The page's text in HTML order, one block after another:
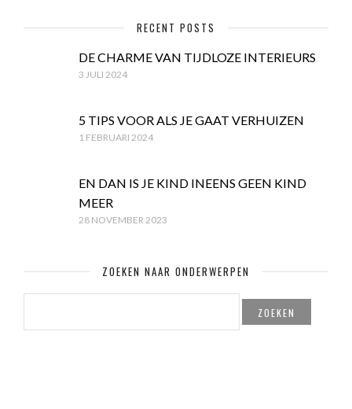
RECENT POSTS
DE CHARME VAN TIJDLOZE INTERIEURS
3 JULI 2024
5 TIPS VOOR ALS JE GAAT VERHUIZEN
1 FEBRUARI 2024
EN DAN IS JE KIND INEENS GEEN KIND
MEER
28 NOVEMBER 2023
ZOEKEN NAAR ONDERWERPEN
ZOEKEN